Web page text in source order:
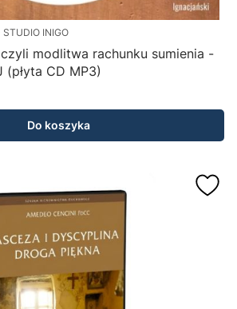
INIGO
czyli modlitwa rachunku sumienia -
(płyta CD MP3)
Do koszyka